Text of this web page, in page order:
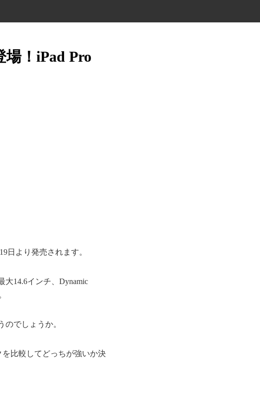
場！iPad Pro
日より発売されます。
大14.6インチ、Dynamic
のでしょうか。
比較してどっちが強いか決